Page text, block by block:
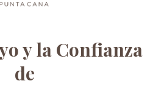
y la Confianza
de